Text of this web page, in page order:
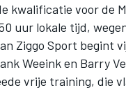
kwalificatie voor de
uur lokale tijd,
Ziggo Sport begint
Weeink en Barry
vrije training, die